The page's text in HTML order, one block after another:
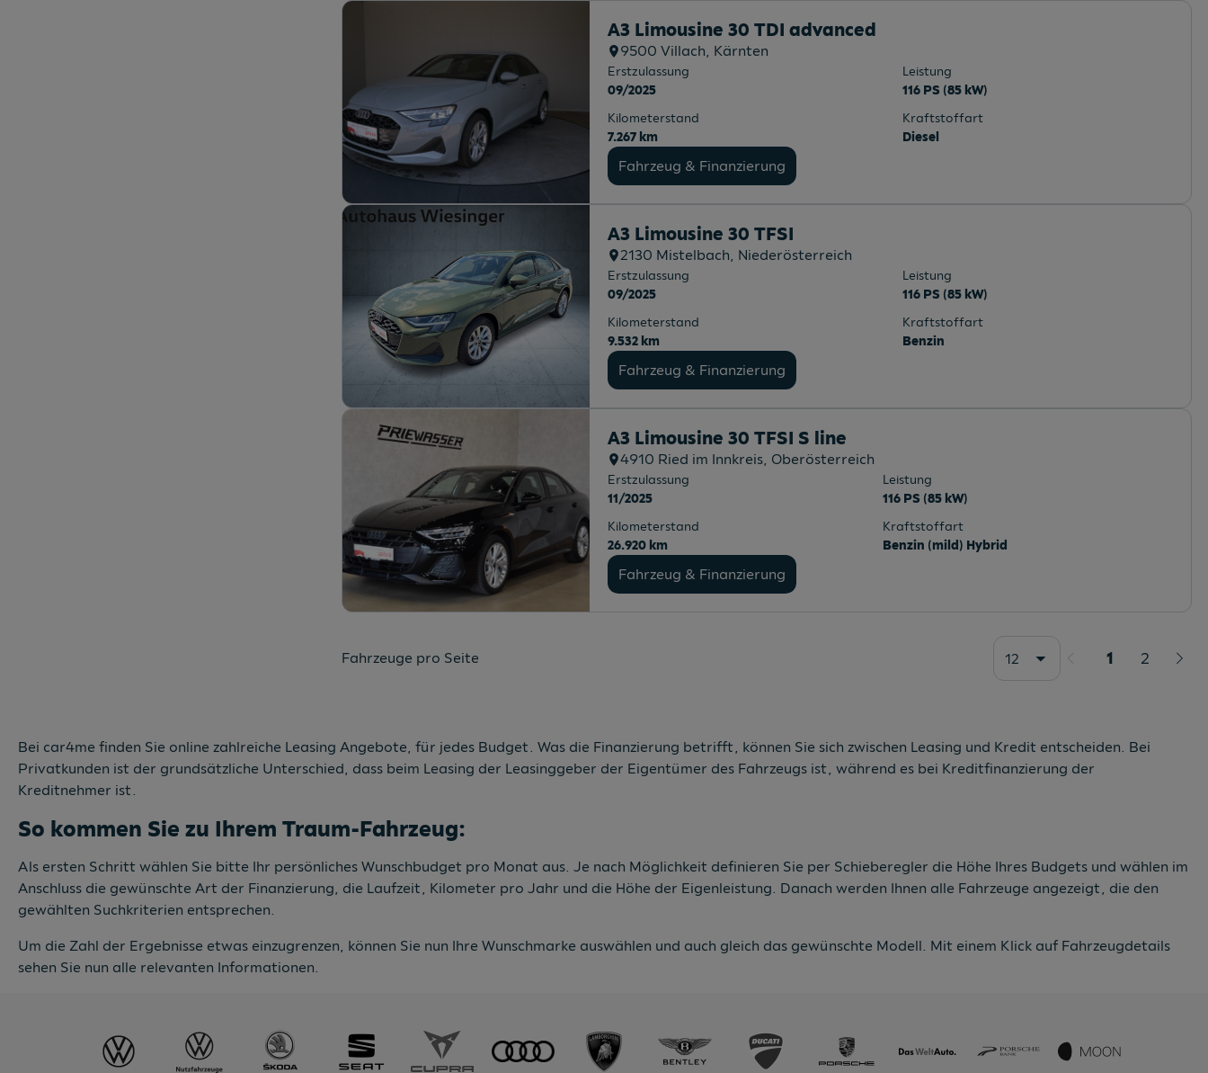
A3 Limousine 30 TDI advanced
9500 Villach, Kärnten
Erstzulassung
09/2025
Leistung
116 PS (85 kW)
Kilometerstand
7.267 km
Kraftstoffart
Diesel
Fahrzeug & Finanzierung
A3 Limousine 30 TFSI
2130 Mistelbach, Niederösterreich
Erstzulassung
09/2025
Leistung
116 PS (85 kW)
Kilometerstand
9.532 km
Kraftstoffart
Benzin
Fahrzeug & Finanzierung
A3 Limousine 30 TFSI S line
4910 Ried im Innkreis, Oberösterreich
Erstzulassung
11/2025
Leistung
116 PS (85 kW)
Kilometerstand
26.920 km
Kraftstoffart
Benzin (mild) Hybrid
Fahrzeug & Finanzierung
Fahrzeuge pro Seite 12 1 2
Bei car4me finden Sie online zahlreiche Leasing Angebote, für jedes Budget. Was die Finanzierung betrifft, können Sie sich zwischen Leasing und Kredit entscheiden. Bei
Privatkunden ist der grundsätzliche Unterschied, dass beim Leasing der Leasinggeber der Eigentümer des Fahrzeugs ist, während es bei Kreditfinanzierung der
Kreditnehmer ist.
So kommen Sie zu Ihrem Traum-Fahrzeug:
Als ersten Schritt wählen Sie bitte Ihr persönliches Wunschbudget pro Monat aus. Je nach Möglichkeit definieren Sie per Schieberegler die Höhe Ihres Budgets und wählen im
Anschluss die gewünschte Art der Finanzierung, die Laufzeit, Kilometer pro Jahr und die Höhe der Eigenleistung. Danach werden Ihnen alle Fahrzeuge angezeigt, die den
gewählten Suchkriterien entsprechen.
Um die Zahl der Ergebnisse etwas einzugrenzen, können Sie nun Ihre Wunschmarke auswählen und auch gleich das gewünschte Modell. Mit einem Klick auf Fahrzeugdetails
sehen Sie nun alle relevanten Informationen.